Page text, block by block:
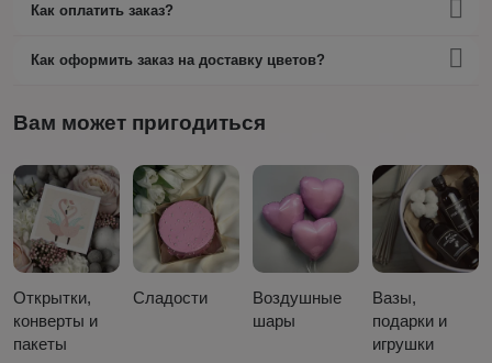
Как оплатить заказ?
Как оформить заказ на доставку цветов?
Вам может пригодиться
Открытки,
конверты и
пакеты
Сладости
Воздушные
шары
Вазы,
подарки и
игрушки